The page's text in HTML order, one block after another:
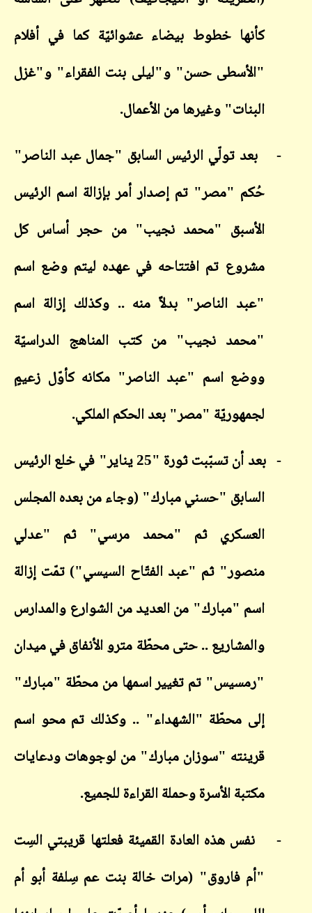
كأنها خطوط بيضاء عشوائيّة كما في أفلام
"الأسطى حسن" و"ليلى بنت الفقراء" و"غزل
البنات" وغيرها من الأعمال.
-
بعد تولّي الرئيس السابق "جمال عبد الناصر"
حُكم "مصر" تم إصدار أمر بإزالة اسم الرئيس
الأسبق "محمد نجيب" من حجر أساس كل
مشروع تم افتتاحه في عهده ليتم وضع اسم
"عبد الناصر" بدلاً منه .. وكذلك إزالة اسم
"محمد نجيب" من كتب المناهج الدراسيّة
ووضع اسم "عبد الناصر" مكانه كأوّل زعيمٍ
لجمهوريّة "مصر" بعد الحكم الملكي.
-
بعد أن تسبّبت ثورة "25 يناير" في خلع الرئيس
السابق "حسني مبارك" (وجاء من بعده المجلس
العسكري ثم "محمد مرسي" ثم "عدلي
منصور" ثم "عبد الفتّاح السيسي") تمّت إزالة
اسم "مبارك" من العديد من الشوارع والمدارس
والمشاريع .. حتى محطّة مترو الأنفاق في ميدان
"رمسيس" تم تغيير اسمها من محطّة "مبارك"
إلى محطّة "الشهداء" .. وكذلك تم محو اسم
قرينته "سوزان مبارك" من لوجوهات ودعايات
مكتبة الأسرة وحملة القراءة للجميع.
-
نفس هذه العادة القميئة فعلتها قريبتي السِت
"أم فاروق" (مرات خالة بنت عم سِلفة أبو أم